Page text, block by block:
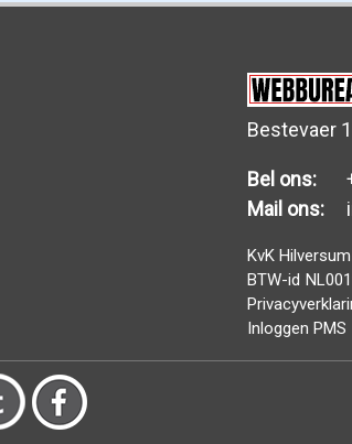
Bestevaer
Bel ons:
Mail ons:
KvK Hilversum
BTW-id
Inloggen PMS